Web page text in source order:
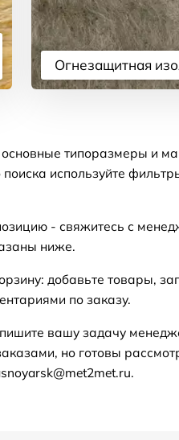
Огнезащитная
типоразмеры и
используйте
- свяжитесь с
ниже.
добавьте товары,
по заказу.
вашу задачу
но готовы